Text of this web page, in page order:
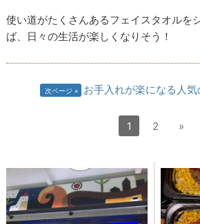
使い道がたくさんあるフェイスタオルを
ば、日々の生活が楽しくなりそう！
次ページ お手入れが楽になる人気
1 2 »